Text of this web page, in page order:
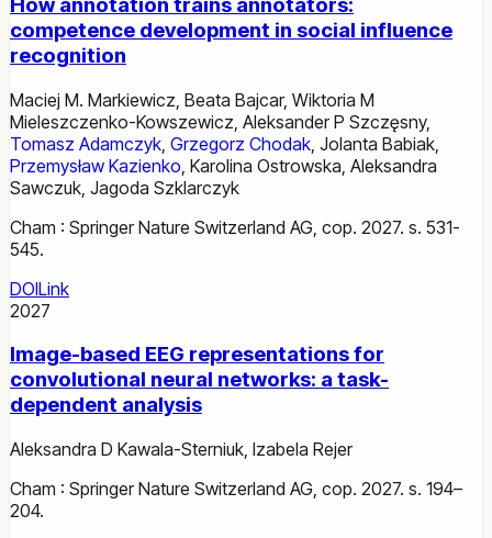
competence development in social influence
recognition
Maciej M. Markiewicz Beata Bajcar, Wiktoria M
Mieleszczenko-Kowszewicz Aleksander P Szczęsny,
Tomasz Adamczyk Grzegorz Chodak Jolanta Babiak
Przemysław Kazienko Karolina Ostrowska Aleksandra
Sawczuk Jagoda Szklarczyk
Cham : Springer Nature Switzerland AG, cop. 2027. s. 531-
545.
DOILink
2027
Image-based EEG representations for
convolutional neural networks: a task-
dependent analysis
Aleksandra D Kawala-Sterniuk, Izabela Rejer
Cham : Springer Nature Switzerland AG, cop. 2027. s. 194–
204.